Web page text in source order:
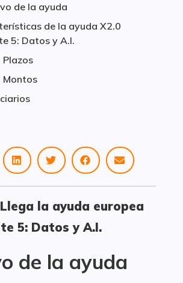
la ayuda europea
5: Datos y A.I.
de la ayuda
de la ayuda
de la ayuda X2.0
5: Datos y A.I.
Plazos
Montos